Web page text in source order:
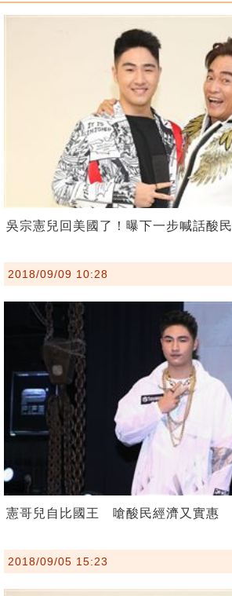
吳宗憲兒回美國了！曝下一步喊話酸民
2018/09/09 10:28
憲哥兒自比國王 嗆酸民經濟又實惠
2018/09/05 15:23